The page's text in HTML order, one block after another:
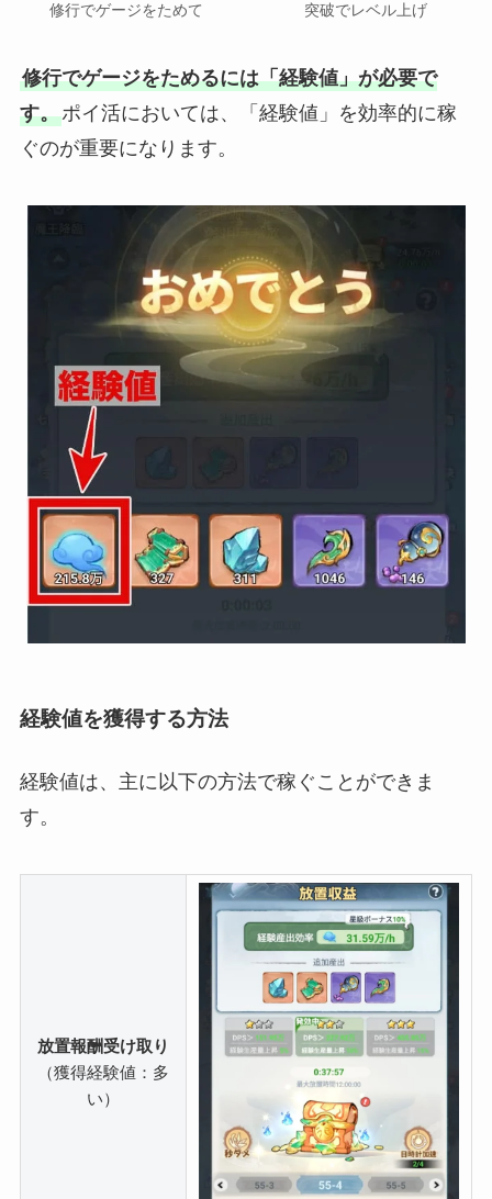
修行でゲージをためて 突破でレベル上げ
修行でゲージをためるには「経験値」が必要で
す。ポイ活においては、「経験値」を効率的に稼
ぐのが重要になります。
経験値を獲得する方法
経験値は、主に以下の方法で稼ぐことができま
す。
放置報酬受け取り
（獲得経験値：多
い）